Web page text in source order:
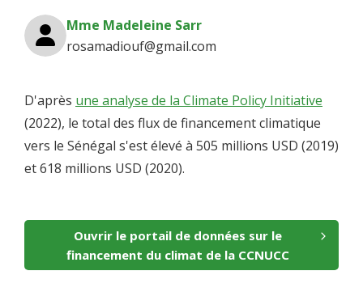
Mme Madeleine Sarr
rosamadiouf@gmail.com
D'après une analyse de la Climate Policy Initiative
(2022), le total des flux de financement climatique
vers le Sénégal s'est élevé à 505 millions USD (2019)
et 618 millions USD (2020).
Ouvrir le portail de données sur le
financement du climat de la CCNUCC